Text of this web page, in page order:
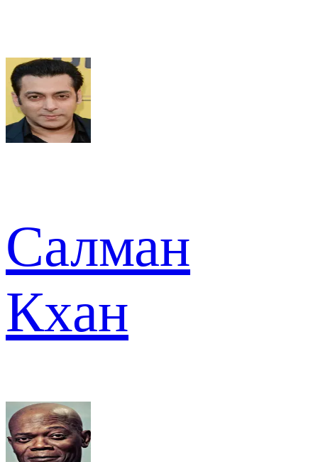
Салман
Кхан